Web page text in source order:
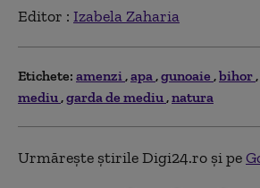
Editor : Izabela Zaharia
Etichete: amenzi apa gunoaie bihor
mediu garda de mediu natura
Urmărește știrile Digi24.ro și pe